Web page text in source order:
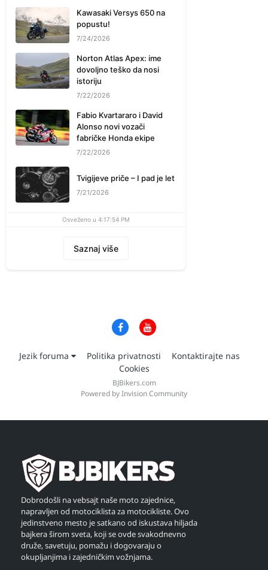
Kawasaki Versys 650 na
popustu!
7/24/2026
Norton Atlas Apex: ime
dovoljno teško da nosi
istoriju
7/22/2026
Fabio Kvartararo i David
Alonso novi vozači
fabričke Honda ekipe
7/22/2026
Tvigijeve priče – I pad je let
7/21/2026
Osveženo u 4:17:54 PM
Saznaj više
Jezik foruma Politika privatnosti
Kontaktirajte nas
Cookies
BJBikers.com
Powered by Invision Community
Dobrodošli na vebsajt naše moto zajednice,
napravljen od motociklista za motocikliste. Ovo
jedinstveno mesto je satkano od iskustava hiljada
bajkera širom sveta, koji se ovde svakodnevno
druže, savetuju, pomažu i dogovaraju o
okupljanjima i zajedničkim vožnjama.